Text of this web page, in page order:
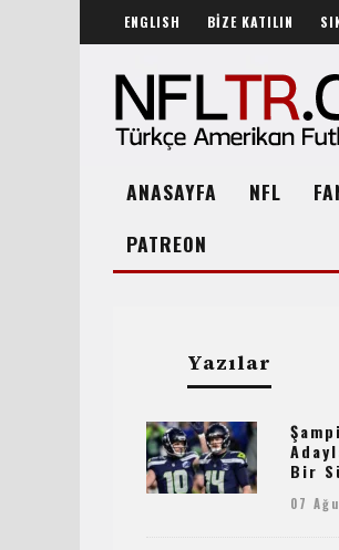
ENGLISH BİZE KATILIN
ANASAYFA NFL
PATREON
Yazılar
Bir
07